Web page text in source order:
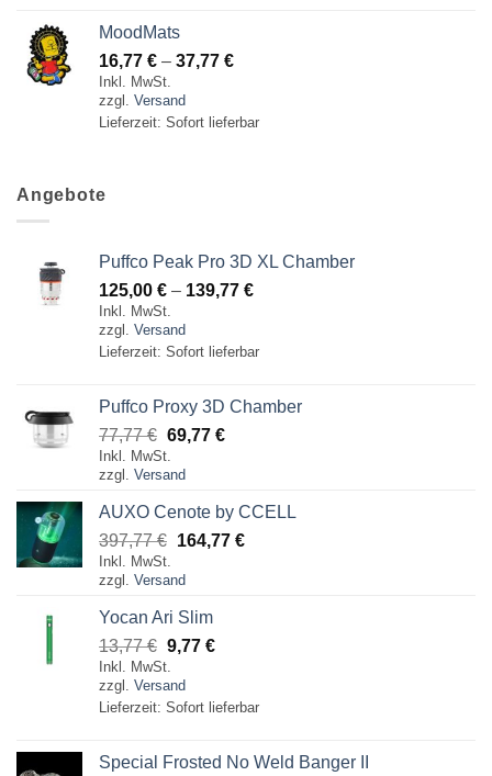
MoodMats
16,77 € – 37,77 €Preisspanne:
37,77 €
Inkl. MwSt.
zzgl. Versand
Lieferzeit: Sofort lieferbar
Angebote
Puffco Peak Pro 3D XL Chamber
125,00 € – 139,77 €Preisspanne:
139,77 €
Inkl. MwSt.
zzgl. Versand
Lieferzeit: Sofort lieferbar
Puffco Proxy 3D Chamber
77,77€ Ursprünglicher
Preis
war:
77,77 €
69,77 €Aktueller
69,77 €.
Inkl. MwSt.
zzgl. Versand
AUXO Cenote by CCELL
397,77€ Ursprünglicher
war:
397,77 €
164,77 €Aktueller
Inkl. MwSt.
zzgl. Versand
Yocan Ari Slim
13,77€ Ursprünglicher
Preis
war:
13,77 €
9,77 €Aktueller
9,77 €.
Inkl. MwSt.
zzgl. Versand
Lieferzeit: Sofort lieferbar
Special Frosted No Weld Banger II